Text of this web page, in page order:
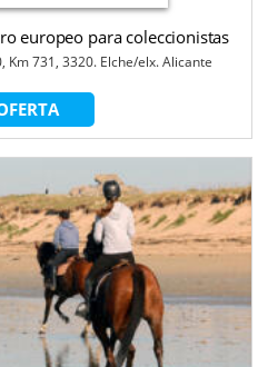
europeo para coleccionistas
Km 731, 3320. Elche/elx. Alicante